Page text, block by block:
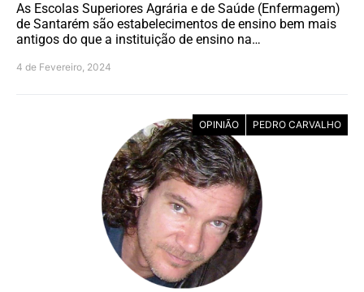
As Escolas Superiores Agrária e de Saúde (Enfermagem)
de Santarém são estabelecimentos de ensino bem mais
antigos do que a instituição de ensino na…
4 de Fevereiro, 2024
OPINIÃO PEDRO CARVALHO